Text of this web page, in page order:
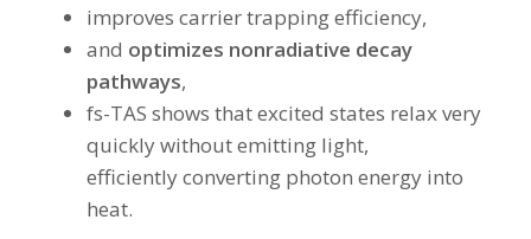
improves carrier trapping efficiency,
and optimizes nonradiative decay
pathways,
fs-TAS shows that excited states relax very
quickly without emitting light,
efficiently converting photon energy into
heat.